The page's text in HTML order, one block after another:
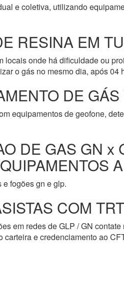
e coletiva, utilizando
RESINA EM
onde há dificuldade ou
o gás no mesmo dia, após 04
DE
equipamentos de geofone,
DE GAS GN
fogões gn e glp.
COM
em redes de GLP / GN
e credenciamento ao